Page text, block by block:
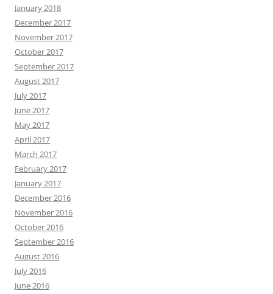
January 2018
December 2017
November 2017
October 2017
September 2017
August 2017
July 2017
June 2017
May 2017
April 2017
March 2017
February 2017
January 2017
December 2016
November 2016
October 2016
September 2016
August 2016
July 2016
June 2016